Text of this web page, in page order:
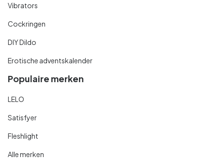
Vibrators
Cockringen
DIY Dildo
Erotische adventskalender
Populaire merken
LELO
Satisfyer
Fleshlight
Alle merken